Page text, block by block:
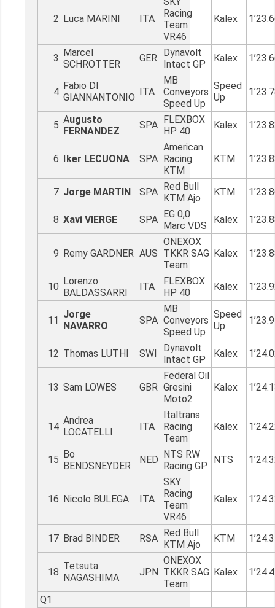
2 Luca MARINI ITA
Racing
Team
VR46
Kalex
3 Marcel
SCHROTTER
GER Dynavolt
Intact GP
Kalex
4
Fabio DI
GIANNANTONIO ITA
MB
Conveyors
Speed Up
Speed
Up
5 Augusto
FERNANDEZ
SPA FLEXBOX
HP 40
Kalex
6 Iker LECUONA SPA
American
Racing
KTM
KTM
7 Jorge MARTIN SPA Red Bull
KTM Ajo
KTM
8 Xavi VIERGE SPA EG 0,0
Marc VDS
Kalex
9 Remy GARDNER AUS
ONEXOX
TKKR SAG
Team
Kalex
10 Lorenzo
BALDASSARRI
ITA
FLEXBOX
HP 40
Kalex
11
Jorge
NAVARRO
SPA
MB
Conveyors
Speed Up
Speed
Up
12 Thomas LUTHI SWI
Dynavolt
Intact GP
Kalex
13 Sam LOWES GBR
Federal Oil
Gresini
Moto2
Kalex
14
Andrea
LOCATELLI
ITA
Italtrans
Racing
Team
Kalex
15 Bo
BENDSNEYDER
NED NTS RW
Racing GP
NTS
16 Nicolo BULEGA ITA
SKY
Racing
Team
VR46
Kalex
17 Brad BINDER RSA Red Bull
KTM Ajo
KTM
18
Tetsuta
NAGASHIMA
JPN
ONEXOX
TKKR SAG
Team
Kalex
Q1